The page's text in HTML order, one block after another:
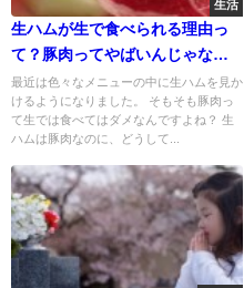
生活
生ハムが生で食べられる理由っ
て？豚肉ってやばいんじゃない
の？
最近は色々なメニューの中に生ハムを見か
けるようになりました。 そもそも豚肉っ
て生では食べてはダメなんですよね？ 生
ハムは豚肉なのに、どうして...